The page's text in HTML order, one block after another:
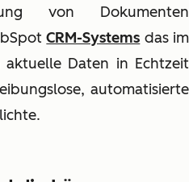
von Dokumenten
CRM-Systems das im
aktuelle Daten in Echtzeit
automatisierte